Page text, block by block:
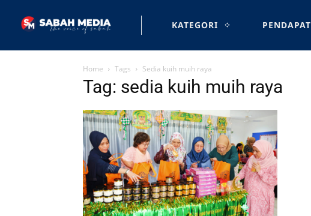
KATEGORI PENDAPAT
Home Tags Sedia kuih muih raya
Tag: sedia kuih muih raya